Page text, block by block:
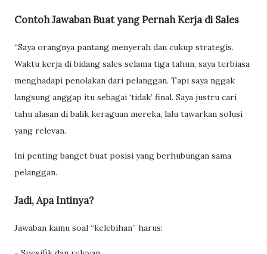
Contoh Jawaban Buat yang Pernah Kerja di Sales
“Saya orangnya pantang menyerah dan cukup strategis.
Waktu kerja di bidang sales selama tiga tahun, saya terbiasa
menghadapi penolakan dari pelanggan. Tapi saya nggak
langsung anggap itu sebagai ‘tidak’ final. Saya justru cari
tahu alasan di balik keraguan mereka, lalu tawarkan solusi
yang relevan.
Ini penting banget buat posisi yang berhubungan sama
pelanggan.
Jadi, Apa Intinya?
Jawaban kamu soal “kelebihan” harus: